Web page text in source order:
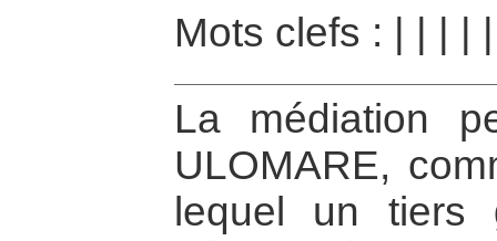
Mots clefs :
La médiation
ULOMARE,
lequel un tiers